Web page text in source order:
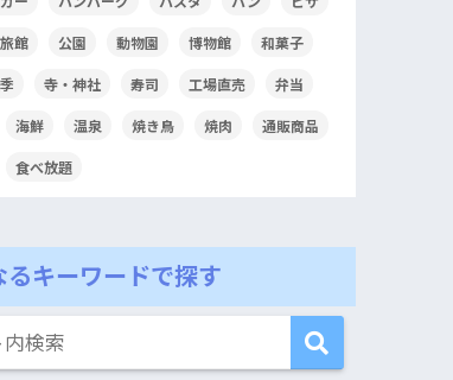
館 公園 動物園 博物館 和菓子
寺・神社 寿司 工場直売 弁当
海鮮 温泉 焼き鳥 焼肉 通販商品
食べ放題
るキーワードで探す